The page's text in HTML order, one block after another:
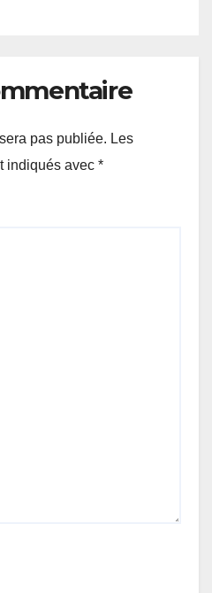
pas publiée. Les
indiqués avec *